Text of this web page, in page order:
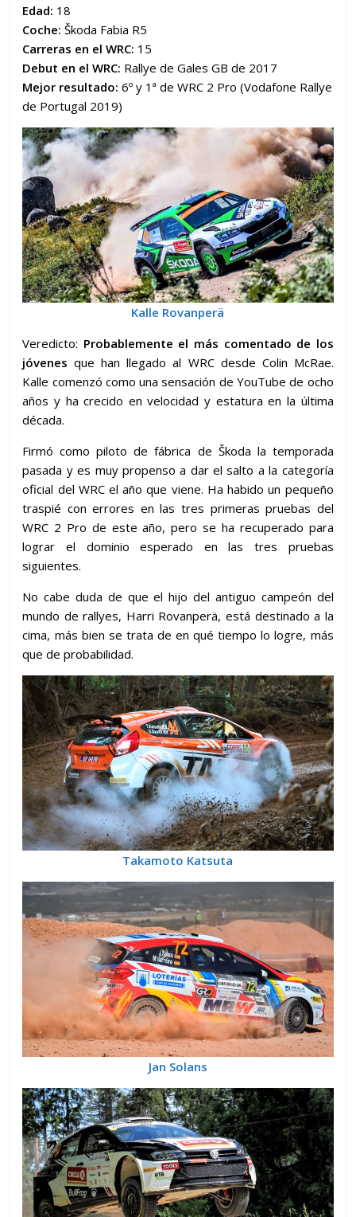
Edad: 18
Coche: Škoda Fabia R5
Carreras en el WRC: 15
Debut en el WRC: Rallye de Gales GB de 2017
Mejor resultado: 6º y 1ª de WRC 2 Pro (Vodafone Rallye
de Portugal 2019)
Kalle Rovanperä
Veredicto: Probablemente el más comentado de los
jóvenes que han llegado al WRC desde Colin McRae.
Kalle comenzó como una sensación de YouTube de ocho
años y ha crecido en velocidad y estatura en la última
década.
Firmó como piloto de fábrica de Škoda la temporada
pasada y es muy propenso a dar el salto a la categoría
oficial del WRC el año que viene. Ha habido un pequeño
traspié con errores en las tres primeras pruebas del
WRC 2 Pro de este año, pero se ha recuperado para
lograr el dominio esperado en las tres pruebas
siguientes.
No cabe duda de que el hijo del antiguo campeón del
mundo de rallyes, Harri Rovanperä, está destinado a la
cima, más bien se trata de en qué tiempo lo logre, más
que de probabilidad.
Takamoto Katsuta
Jan Solans